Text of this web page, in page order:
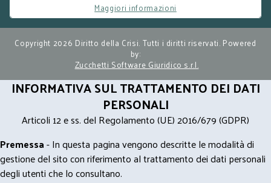
Maggiori informazioni
Copyright 2026 Diritto della Crisi. Tutti i diritti riservati. Powered
by:
Zucchetti Software Giuridico s.r.l.
INFORMATIVA SUL TRATTAMENTO DEI DATI
PERSONALI
Articoli 12 e ss. del Regolamento (UE) 2016/679 (GDPR)
Premessa- In questa pagina vengono descritte le modalità di
gestione del sito con riferimento al trattamento dei dati personali
degli utenti che lo consultano.